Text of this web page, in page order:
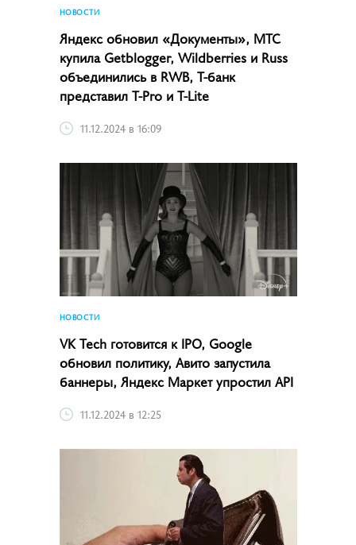
НОВОСТИ
Яндекс обновил «Документы», МТС
купила Getblogger, Wildberries и Russ
объединились в RWB, Т-банк
представил T-Pro и T-Lite
11.12.2024 в 16:09
НОВОСТИ
VK Tech готовится к IPO, Google
обновил политику, Авито запустила
баннеры, Яндекс Маркет упростил API
11.12.2024 в 12:25